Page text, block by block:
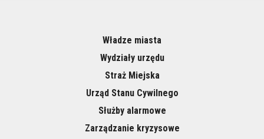
Władze miasta
Wydziały urzędu
Straż Miejska
Urząd Stanu Cywilnego
Służby alarmowe
Zarządzanie kryzysowe